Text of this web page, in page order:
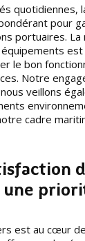
quotidiennes,
pour
portuaires. La
le bon
Notre
veillons
cadre
une
est au cœur